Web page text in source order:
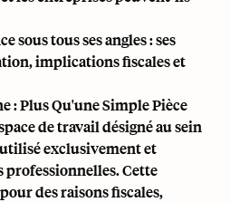
sous tous ses angles : ses
implications fiscales et
: Plus Qu'une Simple Pièce
de travail désigné au sein
exclusivement et
professionnelles. Cette
des raisons fiscales,